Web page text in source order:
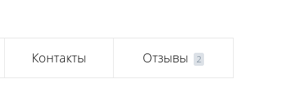
Контакты Отзывы 2